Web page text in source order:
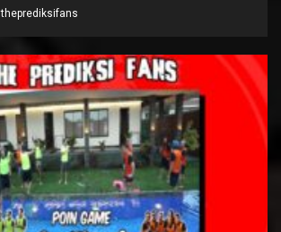
theprediksifans